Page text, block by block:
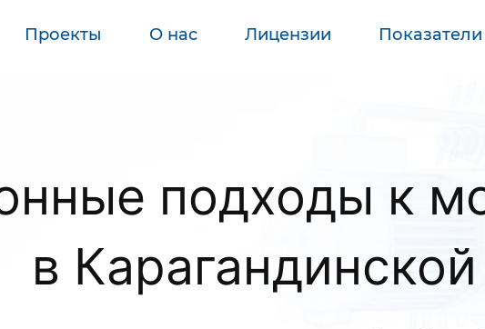
Проекты О нас Лицензии Показатели
подходы к
в